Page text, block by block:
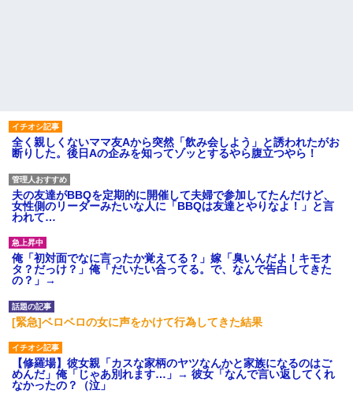
全く親しくないママ友Aから突然「飲み会しよう」と誘われたがお
断りした。後日Aの企みを知ってゾッとするやら腹立つやら！
夫の友達がBBQを定期的に開催して夫婦で参加してたんだけど、
女性側のリーダーみたいな人に「BBQは友達とやりなよ！」と言
われて…
俺「初対面でなに言ったか覚えてる？」嫁「臭いんだよ！キモオ
タ？だっけ？」俺「だいたい合ってる。で、なんで告白してきた
の？」→
[緊急]ベロベロの女に声をかけて行為してきた結果
【修羅場】彼女親「カスな家柄のヤツなんかと家族になるのはご
めんだ」俺「じゃあ別れます…」→ 彼女「なんで言い返してくれ
なかったの？（泣」